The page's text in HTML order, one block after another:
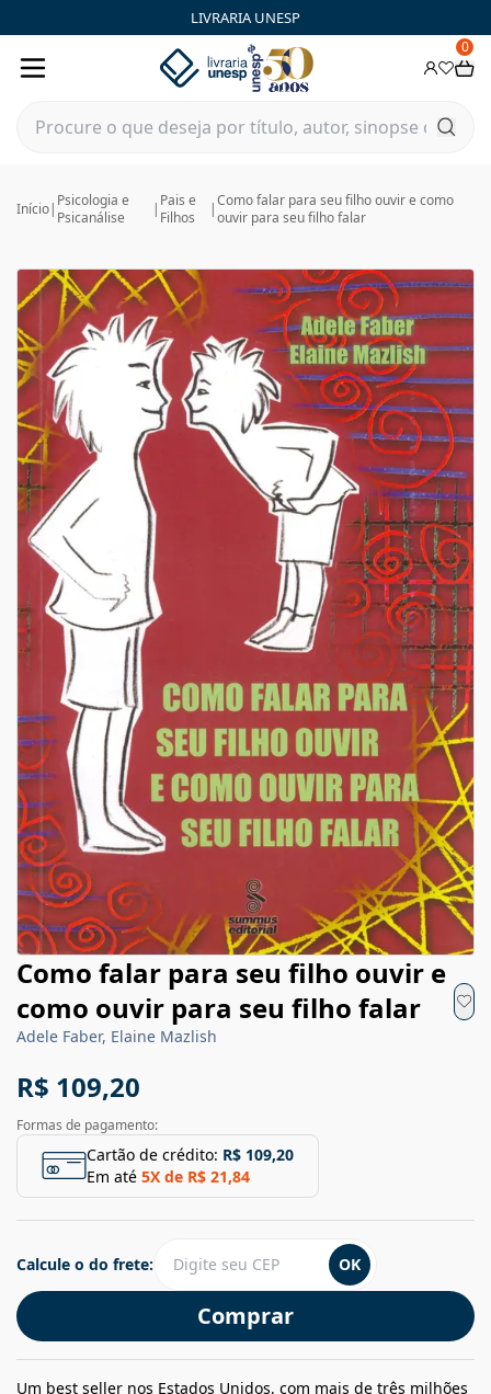
LIVRARIA UNESP
0
Início| Psicologia e
Psicanálise
| Pais e
Filhos
|Como falar para seu filho ouvir e como
ouvir para seu filho falar
Como falar para seu filho ouvir e
como ouvir para seu filho falar
Adele Faber, Elaine Mazlish
R$ 109,20
Formas de pagamento:
Cartão de crédito: R$ 109,20
Em até 5X de R$ 21,84
Comprar
Calcule o do frete: OK
Um best seller nos Estados Unidos, com mais de três milhões